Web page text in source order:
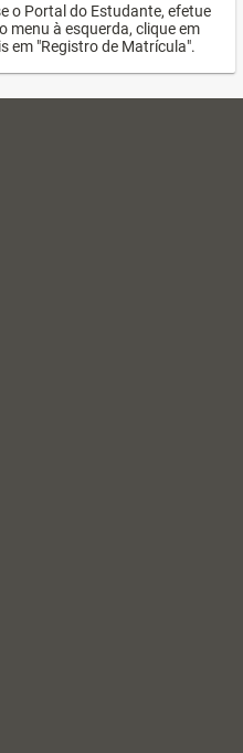
o Portal do Estudante, efetue
menu à esquerda, clique em
em "Registro de Matrícula".